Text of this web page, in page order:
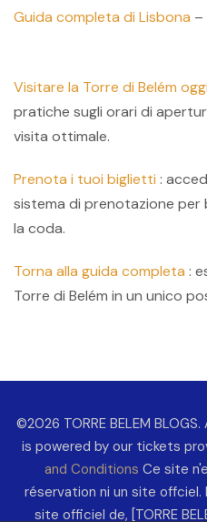
Guida completa di Lisbona –
Visitare la Torre di Belém oggi
pratiche sugli orari di
visita ottimale.
Prenota i tuoi biglietti :
sistema di prenotazione per
la coda.
Torna alla guida completa :
Torre di Belém in un unico
©2026 TORRE BELEM
is powered by our tickets
and Conditions Ce site
réservation ni un site offciel.
site officiel de, [TORRE